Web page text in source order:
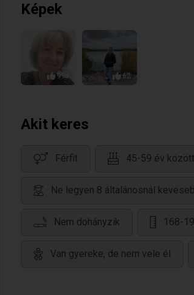
Képek
99+ 62
Akit keres
Férfit 45-59 év között
Ne legyen 8 általánosnál
Nem dohányzik 168-
Van gyereke, de nem vele él